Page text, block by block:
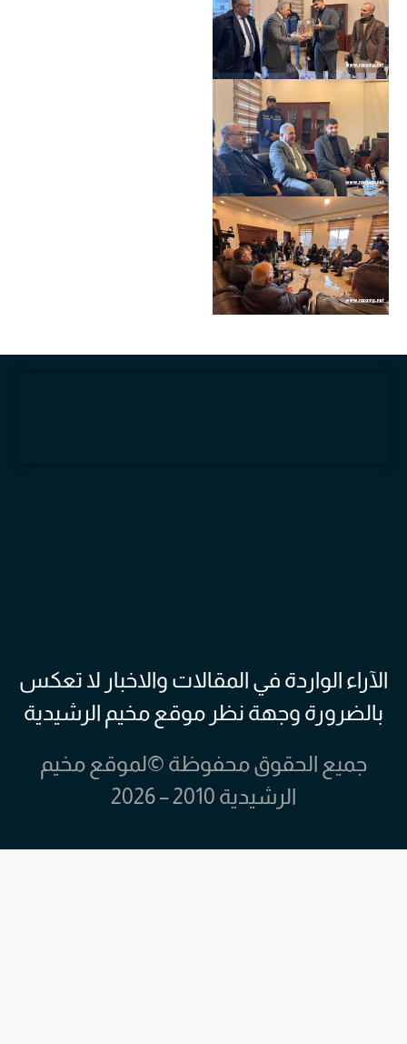
الآراء الواردة في المقالات والاخبار لا تعكس
بالضرورة وجهة نظر موقع مخيم الرشيدية
جميع الحقوق محفوظة ©لموقع مخيم
الرشيدية 2010 – 2026